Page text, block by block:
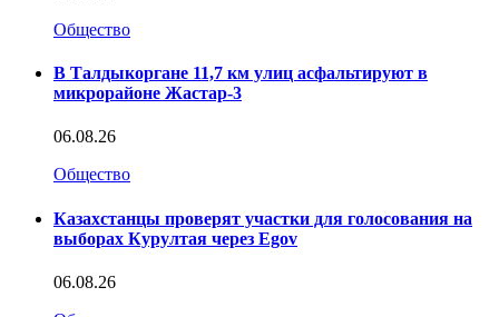
Общество
В Талдыкоргане 11,7 км улиц асфальтируют в
микрорайоне Жастар-3
06.08.26
Общество
Казахстанцы проверят участки для голосования на
выборах Курултая через Egov
06.08.26